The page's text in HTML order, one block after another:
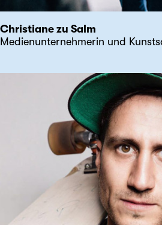
Christiane zu Salm
Medienunternehmerin und